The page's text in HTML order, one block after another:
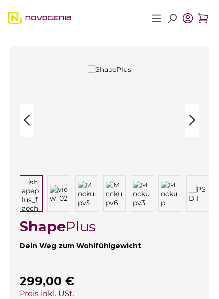
Zum Hauptinhalt springen
Bildergalerie überspringen
ShapePlus
Dein Weg zum Wohlfühlgewicht
Regulärer Preis:
299,00 €
Preis inkl. USt.